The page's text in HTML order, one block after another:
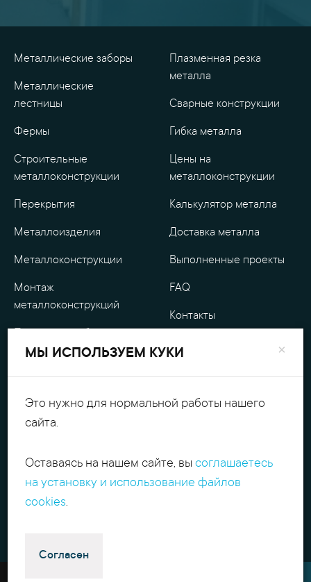
Металлические заборы
Металлические
лестницы
Фермы
Строительные
металлоконструкции
Перекрытия
Металлоизделия
Металлоконструкции
Монтаж
металлоконструкций
Уличные
металлоизделия
Обработка металла
Плазменная резка
металла
Сварные конструкции
Гибка металла
Цены на
металлоконструкции
Калькулятор металла
Доставка металла
Выполненные проекты
FAQ
Контакты
Оплата
contact@itpmet.ru
г. Москва, Филёвский
×
МЫ ИСПОЛЬЗУЕМ КУКИ
Это нужно для нормальной работы нашего
сайта.
Оставаясь на нашем сайте, вы соглашаетесь
на установку и использование файлов
cookies.
Согласен